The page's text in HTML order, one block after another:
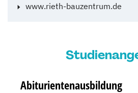
www.rieth-bauzentrum.de
Abiturientenausbildung